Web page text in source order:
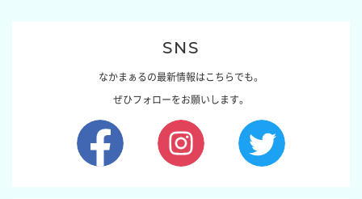
SNS
なかまぁるの最新情報はこちらでも。
ぜひフォローをお願いします。